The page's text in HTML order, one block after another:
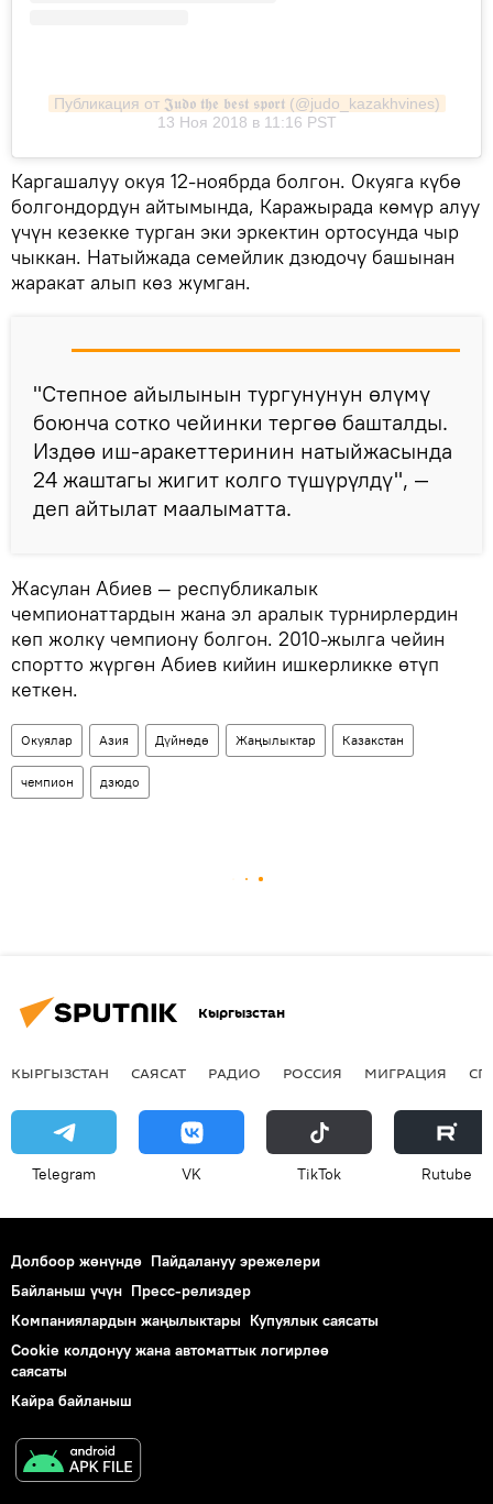
Публикация от 𝕵𝖚𝖉𝖔 𝖙𝖍𝖊 𝖇𝖊𝖘𝖙 𝖘𝖕𝖔𝖗𝖙 (@judo_kazakhvines)
13 Ноя 2018 в 11:16 PST
Каргашалуу окуя 12-ноябрда болгон. Окуяга күбө
болгондордун айтымында, Каражырада көмүр алуу
үчүн кезекке турган эки эркектин ортосунда чыр
чыккан. Натыйжада семейлик дзюдочу башынан
жаракат алып көз жумган.
"Степное айылынын тургунунун өлүмү
боюнча сотко чейинки тергөө башталды.
Издөө иш-аракеттеринин натыйжасында
24 жаштагы жигит колго түшүрүлдү", —
деп айтылат маалыматта.
Жасулан Абиев — республикалык
чемпионаттардын жана эл аралык турнирлердин
көп жолку чемпиону болгон. 2010-жылга чейин
спортто жүргөн Абиев кийин ишкерликке өтүп
кеткен.
Окуялар Азия Дүйнөдө Жаңылыктар Казакстан
чемпион дзюдо
Кыргызстан
КЫРГЫЗСТАН САЯСАТ РАДИО РОССИЯ МИГРАЦИЯ
Telegram VK ТikТоk Rutube
Долбоор жөнүндө Пайдалануу эрежелери
Байланыш үчүн Пресс-релиздер
Компаниялардын жаңылыктары Купуялык саясаты
Cookie колдонуу жана автоматтык логирлөө
саясаты
Кайра байланыш